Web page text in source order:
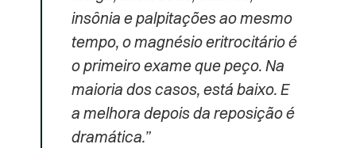
insônia e palpitações ao mesmo
tempo, o magnésio eritrocitário é
o primeiro exame que peço. Na
maioria dos casos, está baixo. E
a melhora depois da reposição é
dramática.”